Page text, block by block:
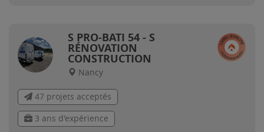
S PRO-BATI 54 - S
RÉNOVATION
CONSTRUCTION
Nancy
47 projets acceptés
3 ans d'expérience